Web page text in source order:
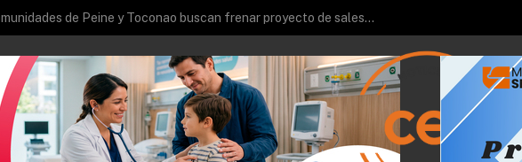
58 dirigentes vecinales de Calama se capacitan prevención de drogas, violencia intrafamiliar y Comisaría Virtual